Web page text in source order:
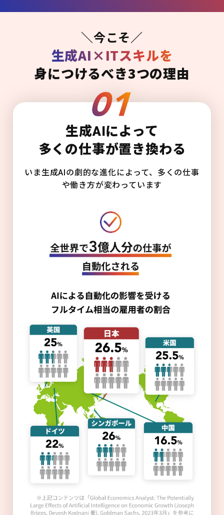
＼今こそ／
生成AI×ITスキルを
身につけるべき3つの理由
生成AIによって
多くの仕事が置き換わる
いま生成AIの劇的な進化によって、多くの仕事
や働き方が変わっています